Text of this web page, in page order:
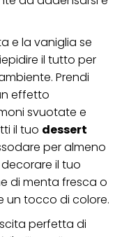
e la vaniglia se
il tutto per
Prendi
effetto
svuotate e
il tuo dessert
per almeno
il tuo
di menta fresca o
un tocco di colore.
perfetta di
assegnati a te o
il successo
dei tuoi dati
dati collegata nel piè
digitali e tecnologie
momento con
nostro sito web nella
piè di pagina. Per
questo sito Web, in
consultare le
disponibili facendo
informazioni sul
e consentirli per uno o
dei tuoi dati